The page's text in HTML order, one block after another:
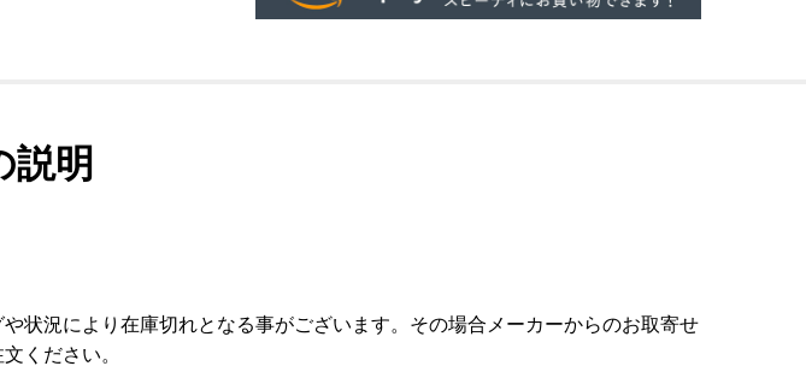
説明
状況により在庫切れとなる事がございます。その場合メーカーからのお取寄せ
ください。